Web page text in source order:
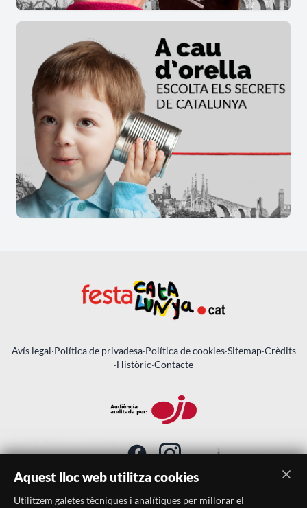
Avís legal·Política de privadesa·Política de cookies·Sitemap·Crèdits
·Històric·Contacte
SUBSCRIU-TE AL BUTLLETÍ
Aquest lloc web utilitza cookies
Utilitzem galetes tècniques i analítiques per millorar el